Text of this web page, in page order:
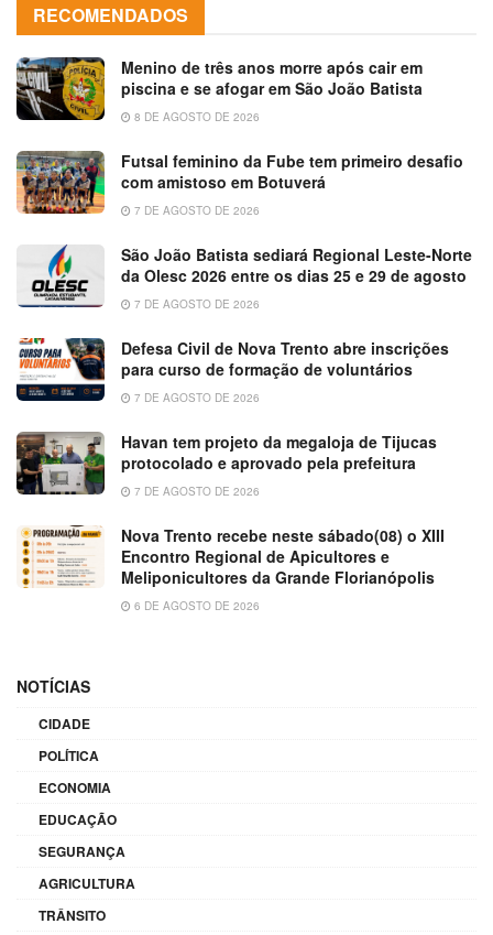
RECOMENDADOS
Menino de três anos morre após cair em
piscina e se afogar em São João Batista
8 DE AGOSTO DE 2026
Futsal feminino da Fube tem primeiro desafio
com amistoso em Botuverá
7 DE AGOSTO DE 2026
São João Batista sediará Regional Leste-Norte
da Olesc 2026 entre os dias 25 e 29 de agosto
7 DE AGOSTO DE 2026
Defesa Civil de Nova Trento abre inscrições
para curso de formação de voluntários
7 DE AGOSTO DE 2026
Havan tem projeto da megaloja de Tijucas
protocolado e aprovado pela prefeitura
7 DE AGOSTO DE 2026
Nova Trento recebe neste sábado(08) o XIII
Encontro Regional de Apicultores e
Meliponicultores da Grande Florianópolis
6 DE AGOSTO DE 2026
NOTÍCIAS
CIDADE
POLÍTICA
ECONOMIA
EDUCAÇÃO
SEGURANÇA
AGRICULTURA
TRÂNSITO